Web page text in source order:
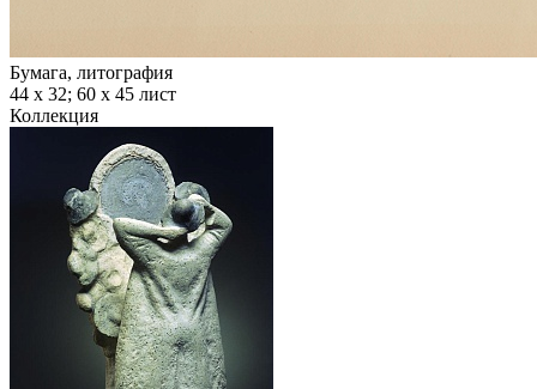
Бумага, литография
44 х 32; 60 х 45 лист
Коллекция